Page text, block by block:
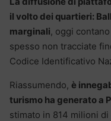
il volto dei quartieri:
marginali, oggi
spesso non tracciate
Codice Identificativo
Riassumendo, è
turismo ha generato a
stimato in 814 milioni